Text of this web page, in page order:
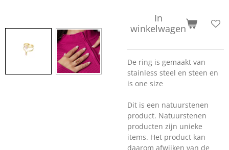
In
winkelwagen
De ring is gemaakt van
stainless steel en steen en
is one size
Dit is een natuurstenen
product. Natuurstenen
producten zijn unieke
items. Het product kan
daarom afwijken van de